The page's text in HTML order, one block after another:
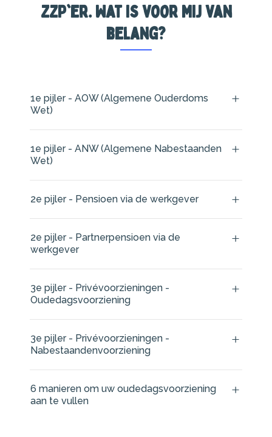
ZZP'er. Wat is voor mij van
belang?
1e pijler - AOW (Algemene Ouderdoms
Wet)
1e pijler - ANW (Algemene Nabestaanden
Wet)
2e pijler - Pensioen via de werkgever
2e pijler - Partnerpensioen via de
werkgever
3e pijler - Privévoorzieningen -
Oudedagsvoorziening
3e pijler - Privévoorzieningen -
Nabestaandenvoorziening
6 manieren om uw oudedagsvoorziening
aan te vullen